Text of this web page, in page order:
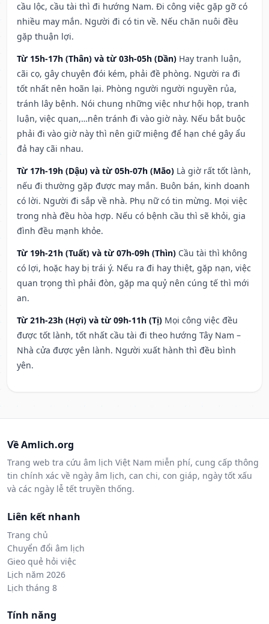
cầu lộc, cầu tài thì đi hướng Nam. Đi công việc gặp gỡ có
nhiều may mắn. Người đi có tin về. Nếu chăn nuôi đều
gặp thuận lợi.
Từ 15h-17h (Thân) và từ 03h-05h (Dần) Hay tranh luận,
cãi cọ, gây chuyện đói kém, phải đề phòng. Người ra đi
tốt nhất nên hoãn lại. Phòng người người nguyền rủa,
tránh lây bệnh. Nói chung những việc như hội họp, tranh
luận, việc quan,…nên tránh đi vào giờ này. Nếu bắt buộc
phải đi vào giờ này thì nên giữ miệng để hạn ché gây ẩu
đả hay cãi nhau.
Từ 17h-19h (Dậu) và từ 05h-07h (Mão) Là giờ rất tốt lành,
nếu đi thường gặp được may mắn. Buôn bán, kinh doanh
có lời. Người đi sắp về nhà. Phụ nữ có tin mừng. Mọi việc
trong nhà đều hòa hợp. Nếu có bệnh cầu thì sẽ khỏi, gia
đình đều mạnh khỏe.
Từ 19h-21h (Tuất) và từ 07h-09h (Thìn) Cầu tài thì không
có lợi, hoặc hay bị trái ý. Nếu ra đi hay thiệt, gặp nạn, việc
quan trọng thì phải đòn, gặp ma quỷ nên cúng tế thì mới
an.
Từ 21h-23h (Hợi) và từ 09h-11h (Tị) Mọi công việc đều
được tốt lành, tốt nhất cầu tài đi theo hướng Tây Nam –
Nhà cửa được yên lành. Người xuất hành thì đều bình
yên.
Về Amlich.org
Trang web tra cứu âm lịch Việt Nam miễn phí, cung cấp thông
tin chính xác về ngày âm lịch, can chi, con giáp, ngày tốt xấu
và các ngày lễ tết truyền thống.
Liên kết nhanh
Trang chủ
Chuyển đổi âm lịch
Gieo quẻ hỏi việc
Lịch năm 2026
Lịch tháng 8
Tính năng